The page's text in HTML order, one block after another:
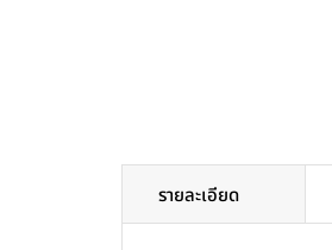
รายละเอียด